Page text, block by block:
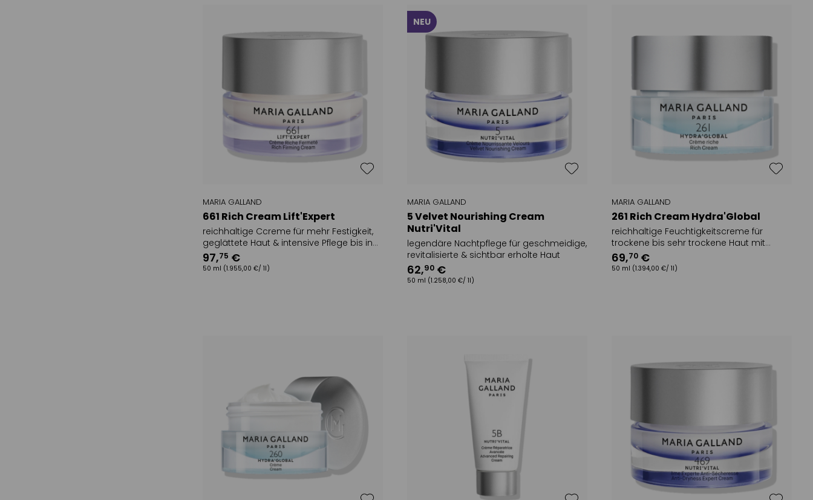
unrein / Akne
festigen
regenerationsbedürftig
jede Haut
empfindlich / irritiert
anspruchsvoll / müde
Tagespflege
MARIA GALLAND
661 Rich Cream Lift'Expert
reichhaltige Ccreme für mehr Festigkeit,
geglättete Haut & intensive Pflege bis in
die Tiefe
97,75 €
50 ml (1.955,00 €/ 1l)
NEU
MARIA GALLAND
5 Velvet Nourishing Cream
Nutri'Vital
legendäre Nachtpflege für geschmeidige,
revitalisierte & sichtbar erholte Haut
62,90 €
50 ml (1.258,00 €/ 1l)
MARIA GALLAND
261 Rich Cream Hydra'Global
reichhaltige Feuchtigkeitscreme für
trockene bis sehr trockene Haut mit
intensivem Komfortgefühl
69,70 €
50 ml (1.394,00 €/ 1l)